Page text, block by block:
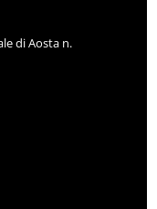
di Aosta n.